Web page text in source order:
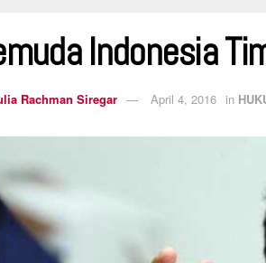
Indonesia
Rachman Siregar April 4, 2016 in